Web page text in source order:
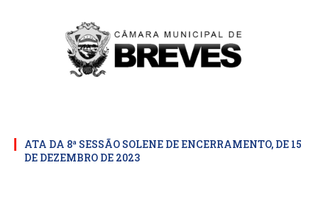
ATA DA 8ª SESSÃO SOLENE DE ENCERRAMENTO, DE 15
DE DEZEMBRO DE 2023